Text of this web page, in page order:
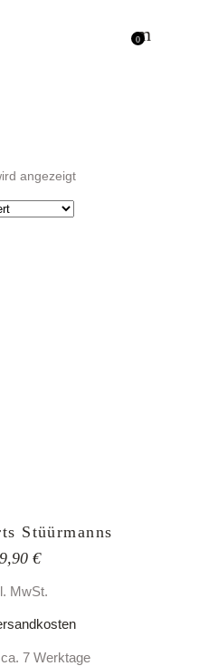
0
angezeigt
Stüürmanns
€
MwSt.
ca. 7 Werktage